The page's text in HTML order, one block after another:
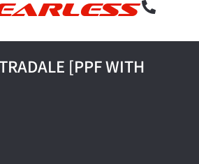
[PPF WITH